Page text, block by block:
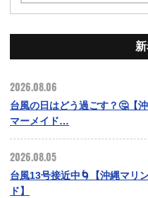
2026.08.06
台風の日はどう過ごす？🤔【
マーメイド…
2026.08.05
台風13号接近中🌀【沖縄マリ
ド】